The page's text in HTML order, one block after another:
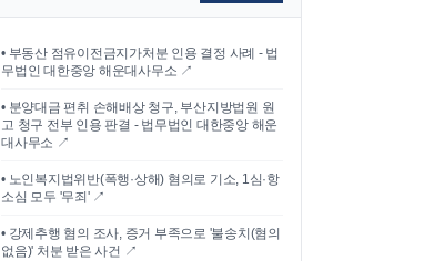
• 부동산 점유이전금지가처분 인용 결정 사례 - 법
무법인 대한중앙 해운대사무소 ↗
• 분양대금 편취 손해배상 청구, 부산지방법원 원
고 청구 전부 인용 판결 - 법무법인 대한중앙 해운
대사무소 ↗
• 노인복지법위반(폭행·상해) 혐의로 기소, 1심·항
소심 모두 '무죄'↗
• 강제추행 혐의 조사, 증거 부족으로 '불송치(혐의
없음)' 처분 받은 사건 ↗